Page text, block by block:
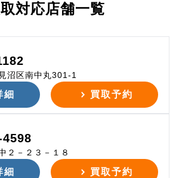
対応店舗一覧
沼区南中丸301-1
細 買取予約
２－２３－１８
細 買取予約